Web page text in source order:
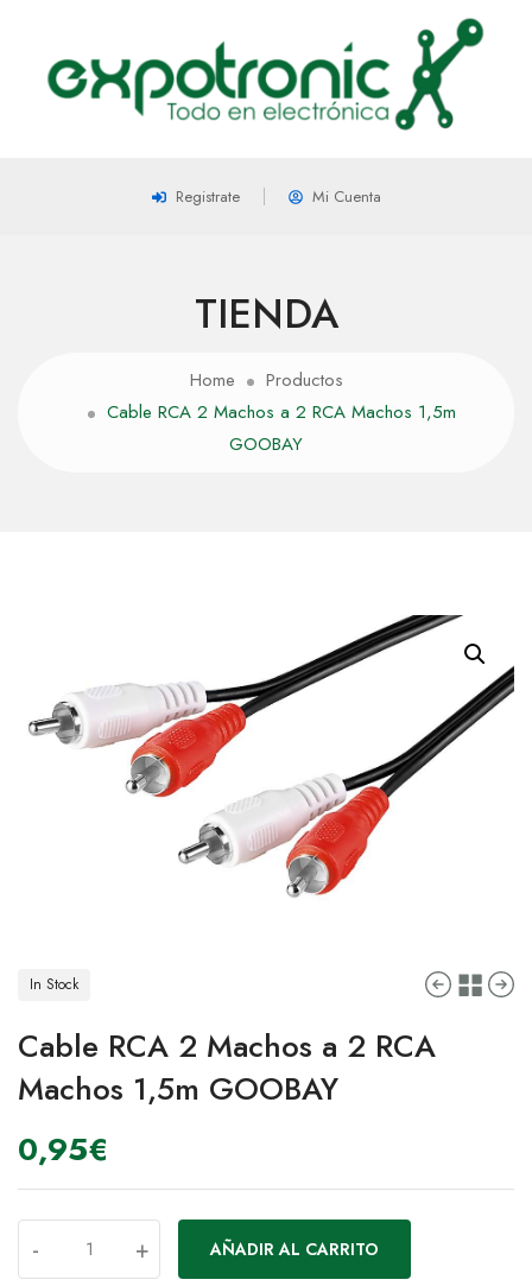
Registrate Mi Cuenta
TIENDA
Home
Productos
Cable RCA 2 Machos a 2 RCA Machos 1,5m
GOOBAY
In Stock
Cable RCA 2 Machos a 2 RCA
Machos 1,5m GOOBAY
0,95€
- + AÑADIR AL CARRITO